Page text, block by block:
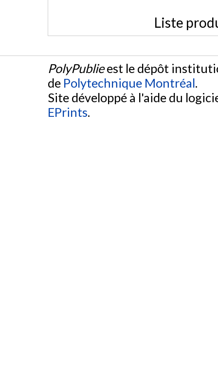
Liste
PolyPublieest le dépôt
de Polytechnique Montréal.
Site développé à l'aide du
EPrints.